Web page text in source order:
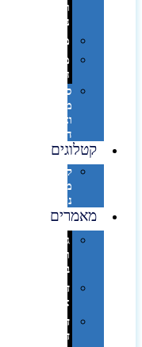
ותיקי
נסיעות
מטריות
מוצרי
חוף
סביבת
מחשב
וציוד
היקפי
קטלוגים
קטלוג
מוצרי
נייר
מאמרים
גימורים
והשבחות
בדפוס
דפוס
אופסט
דפוס
דיגיטלי